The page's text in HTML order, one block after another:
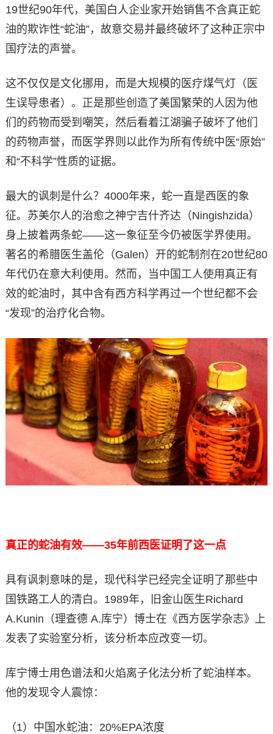
19世纪90年代，美国白人企业家开始销售不含真正蛇
油的欺诈性“蛇油”，故意交易并最终破坏了这种正宗中
国疗法的声誉。
这不仅仅是文化挪用，而是大规模的医疗煤气灯（医
生误导患者）。正是那些创造了美国繁荣的人因为他
们的药物而受到嘲笑，然后看着江湖骗子破坏了他们
的药物声誉，而医学界则以此作为所有传统中医“原始”
和“不科学”性质的证据。
最大的讽刺是什么？4000年来，蛇一直是西医的象
征。苏美尔人的治愈之神宁吉什齐达（Ningishzida）
身上披着两条蛇——这一象征至今仍被医学界使用。
著名的希腊医生盖伦（Galen）开的蛇制剂在20世纪80
年代仍在意大利使用。然而，当中国工人使用真正有
效的蛇油时，其中含有西方科学再过一个世纪都不会
“发现”的治疗化合物。
真正的蛇油有效——35年前西医证明了这一点
具有讽刺意味的是，现代科学已经完全证明了那些中
国铁路工人的清白。1989年，旧金山医生Richard
A.Kunin（理查德 A.库宁）博士在《西方医学杂志》上
发表了实验室分析，该分析本应改变一切。
库宁博士用色谱法和火焰离子化法分析了蛇油样本。
他的发现令人震惊：
（1）中国水蛇油：20%EPA浓度